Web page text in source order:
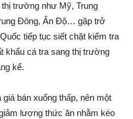
trường như Mỹ, Trung
Đông, Ấn Độ… gặp trở
tiếp tục siết chặt kiểm tra
khẩu cá tra sang thị trường
kể.
bán xuống thấp, nên một
lượng thức ăn nhằm kéo